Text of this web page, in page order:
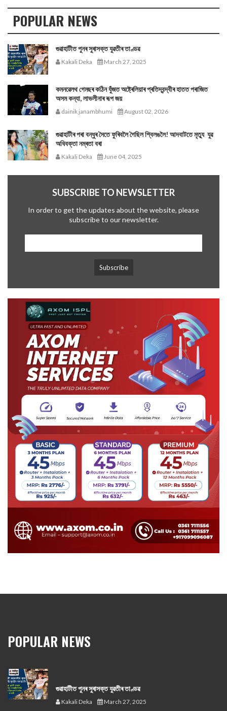
POPULAR NEWS
গুৱাহাটীত পুনৰ সুৰাসক্ত যুৱতীৰ তাণ্ডৱ
Kakali Deka March 27, 2025
কমনৱেলথ গেমছৰ কঠিন যুঁজত অষ্ট্ৰেলিয়াৰ প্ৰতিদ্বন্দ্বীৰ হাতত পৰাজিত
অসম কন্যা, লাভলীনাৰ ৰূপ জয়
dainik janambhumi August 02, 2026
গুৱাহাটীৰ পৰা বন্ধুৰ সৈতে ফুৰিবলৈ গৈছিল শ্বিলঙলৈ! আদবাটতে মৃত্যু যুৱ
অধিবক্তা নম্ৰতা বৰা
Kakali Deka June 04, 2025
SUBSCRIBE TO NEWSLETTER
In order to get the updates about the website, please
subscribe to our newsletter.
POPULAR NEWS
গুৱাহাটীত পুনৰ সুৰাসক্ত যুৱতীৰ তাণ্ডৱ
Kakali Deka March 27, 2025